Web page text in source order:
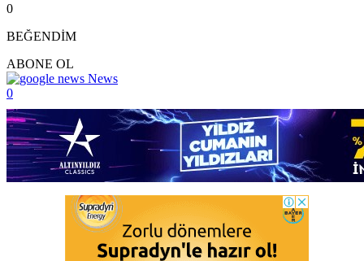
0
BEĞENDİM
ABONE OL
News
0